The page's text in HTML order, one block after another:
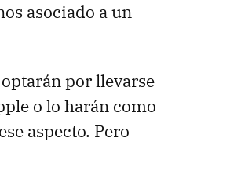
asociado a un
por llevarse
o lo harán como
aspecto. Pero